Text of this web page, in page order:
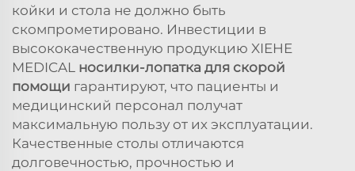
койки и стола не должно быть
скомпрометировано. Инвестиции в
высококачественную продукцию XIEHE
MEDICAL носилки-лопатка для скорой
помощи гарантируют, что пациенты и
медицинский персонал получат
максимальную пользу от их эксплуатации.
Качественные столы отличаются
долговечностью, прочностью и